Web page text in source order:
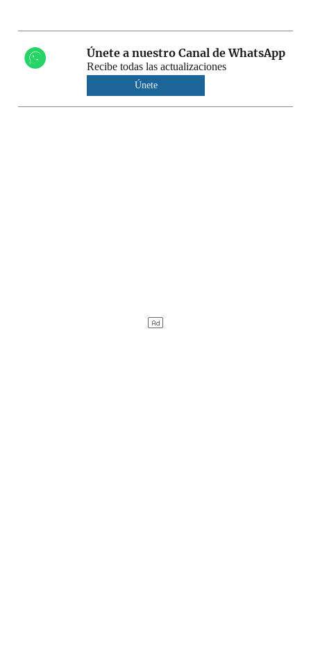
Únete a nuestro Canal de WhatsApp
Recibe todas las actualizaciones
Únete